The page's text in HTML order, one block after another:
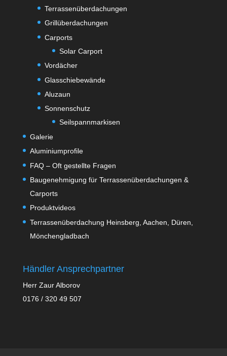
Terrassenüberdachungen
Grillüberdachungen
Carports
Solar Carport
Vordächer
Glasschiebewände
Aluzaun
Sonnenschutz
Seilspannmarkisen
Galerie
Aluminiumprofile
FAQ – Oft gestellte Fragen
Baugenehmigung für Terrassenüberdachungen &
Carports
Produktvideos
Terrassenüberdachung Heinsberg, Aachen, Düren,
Mönchengladbach
Händler Ansprechpartner
Herr Zaur Alborov
0176 / 320 49 507